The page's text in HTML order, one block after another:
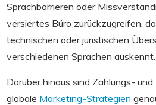
Sprachbarrieren oder
versiertes Büro zurückzugreifen,
technischen oder juristischen
verschiedenen Sprachen auskennt.
Darüber hinaus sind Zahlungs-
globale Marketing-Strategien